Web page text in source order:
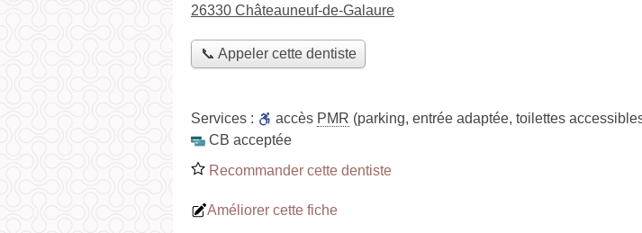
26330 Châteauneuf-de-Galaure
📞 Appeler cette dentiste
Services : accès PMR (parking, entrée adaptée, toilettes
CB acceptée
Recommander cette dentiste
Améliorer cette fiche